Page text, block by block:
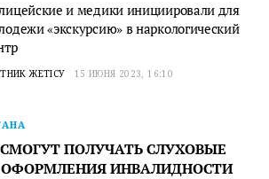
и медики инициировали для
«экскурсию» в наркологический
ЖЕТІСУ 15 ИЮНЯ 2023, 16:10
ПОЛУЧАТЬ СЛУХОВЫЕ
ИНВАЛИДНОСТИ